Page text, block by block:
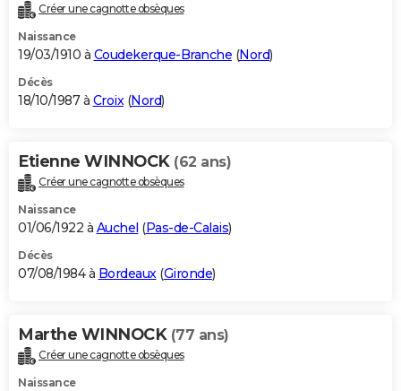
Créer une cagnotte obsèques
Naissance
19/03/1910 à Coudekerque-Branche (Nord)
Décès
18/10/1987 à Croix(Nord)
Etienne WINNOCK (62 ans)
Créer une cagnotte obsèques
Naissance
01/06/1922 à Auchel (Pas-de-Calais)
Décès
07/08/1984 à Bordeaux(Gironde)
Marthe WINNOCK (77 ans)
Créer une cagnotte obsèques
Naissance